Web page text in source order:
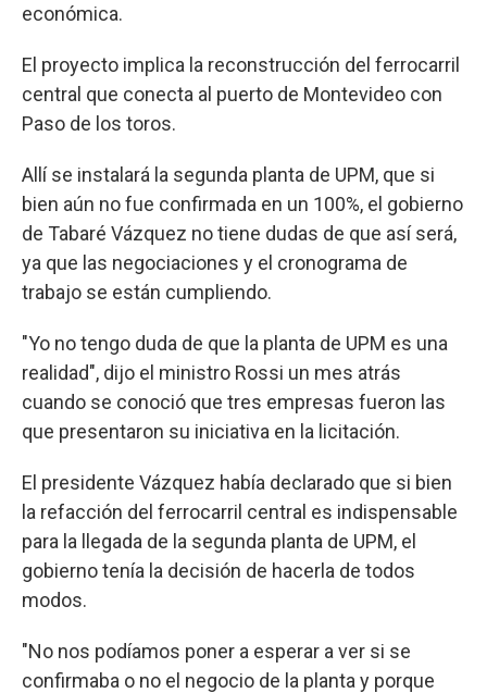
económica.
El proyecto implica la reconstrucción del ferrocarril
central que conecta al puerto de Montevideo con
Paso de los toros.
Allí se instalará la segunda planta de UPM, que si
bien aún no fue confirmada en un 100%, el gobierno
de Tabaré Vázquez no tiene dudas de que así será,
ya que las negociaciones y el cronograma de
trabajo se están cumpliendo.
"Yo no tengo duda de que la planta de UPM es una
realidad", dijo el ministro Rossi un mes atrás
cuando se conoció que tres empresas fueron las
que presentaron su iniciativa en la licitación.
El presidente Vázquez había declarado que si bien
la refacción del ferrocarril central es indispensable
para la llegada de la segunda planta de UPM, el
gobierno tenía la decisión de hacerla de todos
modos.
"No nos podíamos poner a esperar a ver si se
confirmaba o no el negocio de la planta y porque